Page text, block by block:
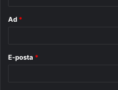
Ad *
E-posta *